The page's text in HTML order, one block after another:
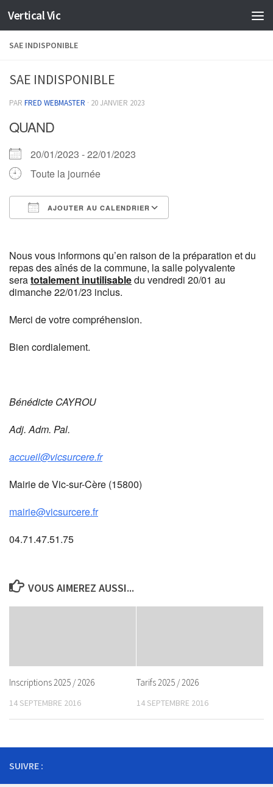
Skip to content
Vertical Vic
SAE INDISPONIBLE
SAE INDISPONIBLE
PAR FRED WEBMASTER · 20 JANVIER 2023
QUAND
20/01/2023 - 22/01/2023
Toute la journée
AJOUTER AU CALENDRIER
Nous vous informons qu’en raison de la préparation et du
repas des aînés de la commune, la salle polyvalente
seratotalement inutilisabledu vendredi 20/01 au
dimanche 22/01/23 inclus.
Merci de votre compréhension.
Bien cordialement.
Bénédicte CAYROU
Adj. Adm. Pal.
accueil@vicsurcere.fr
Mairie de Vic-sur-Cère (15800)
mairie@vicsurcere.fr
04.71.47.51.75
VOUS AIMEREZ AUSSI...
Inscriptions 2025 / 2026
14 SEPTEMBRE 2016
Tarifs 2025 / 2026
14 SEPTEMBRE 2016
SUIVRE :